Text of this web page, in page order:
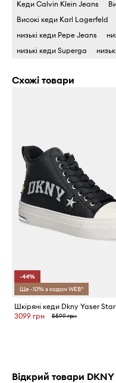
Кеди Calvin Klein Jeans
Високі кеди Karl Lagerfeld
низькі кеди Pepe Jeans
низькі кеди Superga
Схожі товари
-44%
Ще -10% з кодом WEB*
Шкіряні кеди Dkny Yaser Star
3099 грн
5599 грн
Відкрий товари DKNY